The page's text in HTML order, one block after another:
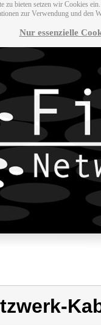
zu bieten setzen wir Cookies
zur Verwendung und den
Nur essenzielle